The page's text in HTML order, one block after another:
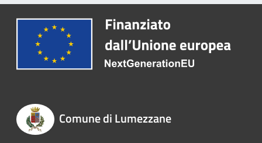
Comune di Lumezzane